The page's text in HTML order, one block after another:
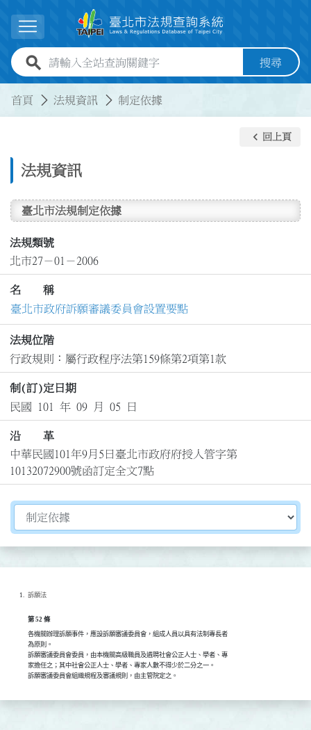
展開選單
全站查詢關鍵字欄位 搜尋
首頁 法規資訊 制定依據
法規資訊
keyboard_arrow_left 回上頁
臺北市法規制定依據
法規類號
北市27－01－2006
名 稱
臺北市政府訴願審議委員會設置要點
法規位階
行政規則：屬行政程序法第159條第2項第1款
制(訂)定日期
民國 101 年 09 月 05 日
沿 革
中華民國101年9月5日臺北市政府府授人管字第
10132072900號函訂定全文7點
切換選擇法規資訊內容
訴願法
第 52 條
各機關辦理訴願事件，應設訴願審議委員會，組成人員以具有法制專長者
為原則。
訴願審議委員會委員，由本機關高級職員及遴聘社會公正人士、學者、專
家擔任之；其中社會公正人士、學者、專家人數不得少於二分之一。
訴願審議委員會組織規程及審議規則，由主管院定之。